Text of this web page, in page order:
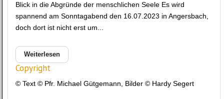
Blick in die Abgründe der menschlichen Seele Es wird
spannend am Sonntagabend den 16.07.2023 in Angersbach,
doch dort ist nicht erst um...
Weiterlesen
Copyright
© Text © Pfr. Michael Gütgemann, Bilder © Hardy Segert